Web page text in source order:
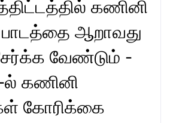
கணினி
பாடத்தை ஆறாவது
வேண்டும் -
-ல் கணினி
கோரிக்கை